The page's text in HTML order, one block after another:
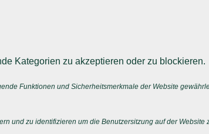
Kategorien zu akzeptieren oder zu blockieren.
Funktionen und Sicherheitsmerkmale der Website
und zu identifizieren um die Benutzersitzung auf der Website